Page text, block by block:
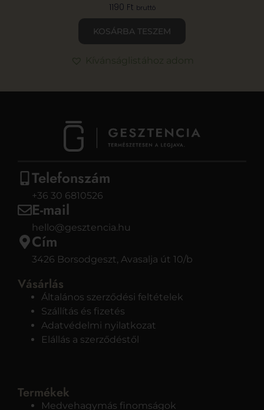
1190 Ft bruttó
KOSÁRBA TESZEM
Telefonszám
+36 30 6810526
E-mail
hello@gesztencia.hu
Cím
3426 Borsodgeszt, Avasalja út 10/b
Vásárlás
Általános szerződési feltételek
Szállítás és fizetés
Adatvédelmi nyilatkozat
Elállás a szerződéstől
Termékek
Medvehagymás finomságok